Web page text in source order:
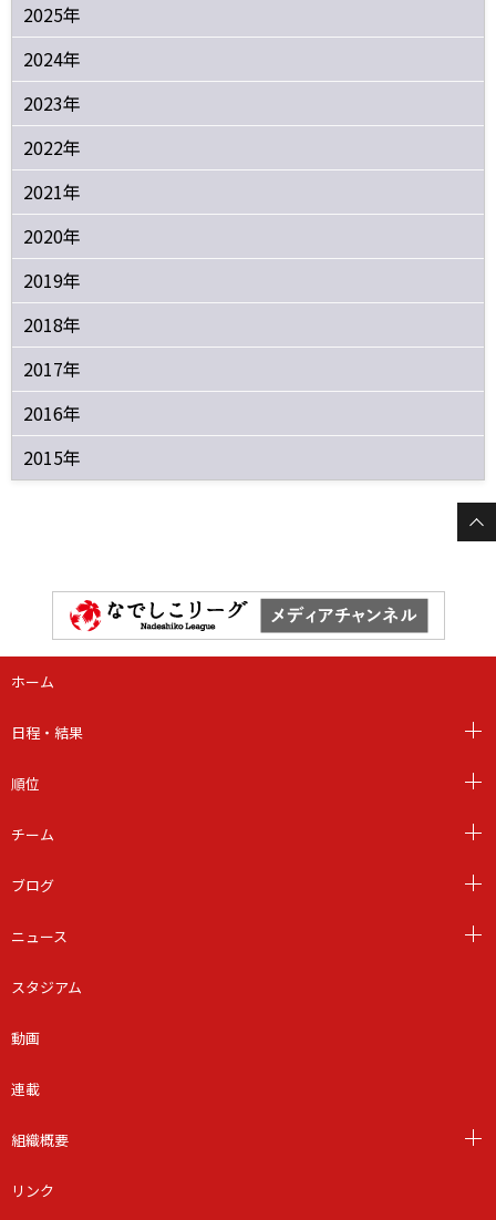
2025年
2024年
2023年
2022年
2021年
2020年
2019年
2018年
2017年
2016年
2015年
ホーム
日程・結果
順位
チーム
ブログ
ニュース
スタジアム
動画
連載
組織概要
リンク